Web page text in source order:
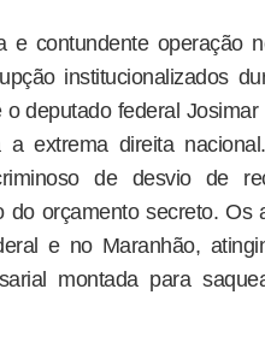
contundente operação
institucionalizados
deputado federal Josimar
extrema direita
de desvio de
orçamento secreto. Os
e no Maranhão,
montada para